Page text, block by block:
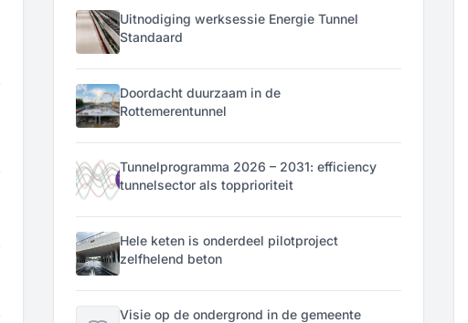
Uitnodiging werksessie Energie Tunnel
Standaard
Doordacht duurzaam in de
Rottemerentunnel
Tunnelprogramma 2026 – 2031: efficiency
tunnelsector als topprioriteit
Hele keten is onderdeel pilotproject
zelfhelend beton
Visie op de ondergrond in de gemeente